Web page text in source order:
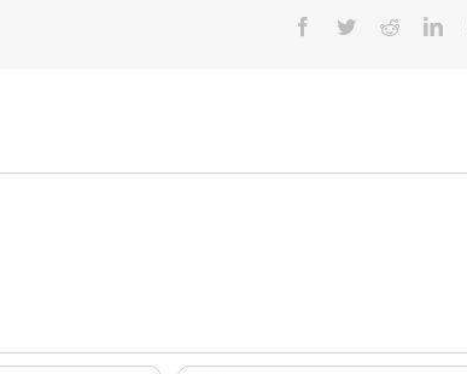
Facebook
TwitterReddit